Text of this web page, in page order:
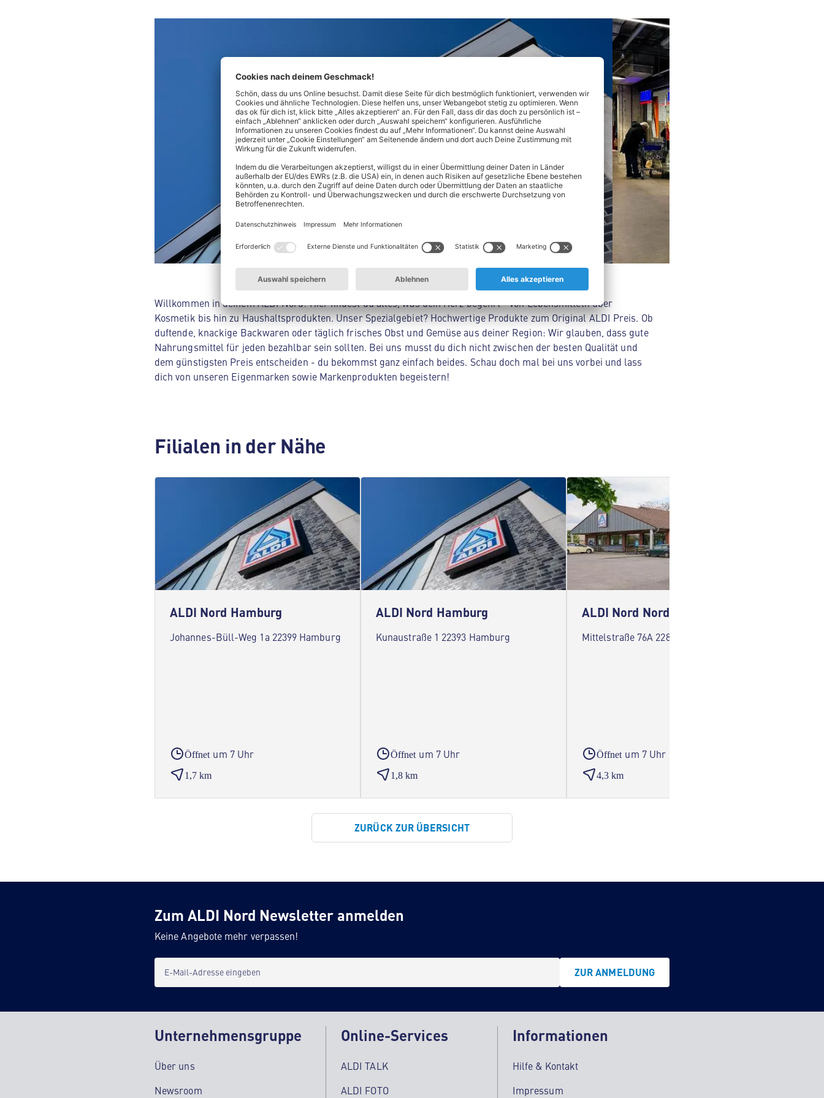
Willkommen in deinem ALDI Nord! Hier findest du alles, was dein Herz begehrt - von Lebensmitteln über
Kosmetik bis hin zu Haushaltsprodukten. Unser Spezialgebiet? Hochwertige Produkte zum Original ALDI Preis. Ob
duftende, knackige Backwaren oder täglich frisches Obst und Gemüse aus deiner Region: Wir glauben, dass gute
Nahrungsmittel für jeden bezahlbar sein sollten. Bei uns musst du dich nicht zwischen der besten Qualität und
dem günstigsten Preis entscheiden - du bekommst ganz einfach beides. Schau doch mal bei uns vorbei und lass
dich von unseren Eigenmarken sowie Markenprodukten begeistern!
Filialen in der Nähe
ALDI Nord Hamburg
Johannes-Büll-Weg 1a 22399 Hamburg
Öffnet um 7 Uhr
1,7 km
ALDI Nord Hamburg
Kunaustraße 1 22393 Hamburg
Öffnet um 7 Uhr
1,8 km
ALDI Nord Norderstedt
Mittelstraße 76A 22851 Norderstedt
Öffnet um 7 Uhr
4,3 km
ZURÜCK ZUR ÜBERSICHT
Zum ALDI Nord Newsletter anmelden
Keine Angebote mehr verpassen!
E-Mail-Adresse eingeben ZUR ANMELDUNG
Unternehmensgruppe
Über uns
Newsroom
Online-Services
ALDI TALK
ALDI FOTO
Informationen
Hilfe & Kontakt
Impressum